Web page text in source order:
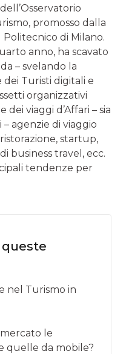
promosso dalla
di Milano.
anno, ha scavato
– svelando la
dei Turisti digitali e
organizzativi
viaggi d’Affari – sia
agenzie di viaggio
startup,
business travel, ecc.
tendenze per
queste
nel Turismo in
le
quelle da mobile?